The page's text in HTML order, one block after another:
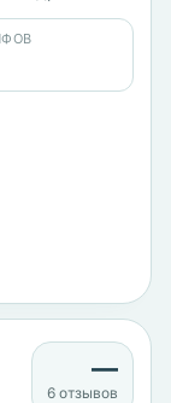
с 4 ГБ — 704
₽/мес, XL
XXL с 8
Тест 30
—
6 отзывов